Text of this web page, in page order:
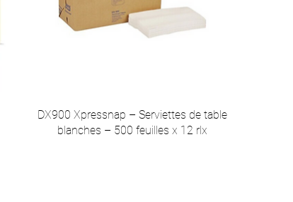
DX900 Xpressnap – Serviettes de table
blanches – 500 feuilles x 12 rlx